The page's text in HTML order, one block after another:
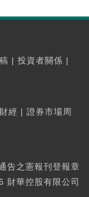
| 投資者關係 |
經 | 證券市場周
告之憲報刊登報章
華控股有限公司